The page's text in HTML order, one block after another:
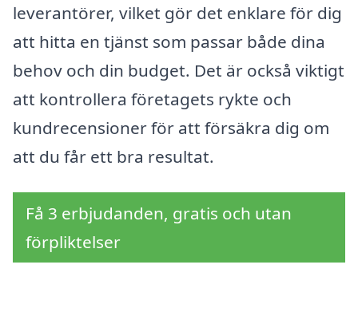
leverantörer, vilket gör det enklare för dig
att hitta en tjänst som passar både dina
behov och din budget. Det är också viktigt
att kontrollera företagets rykte och
kundrecensioner för att försäkra dig om
att du får ett bra resultat.
Få 3 erbjudanden, gratis och utan
förpliktelser